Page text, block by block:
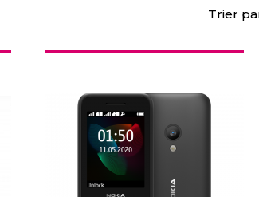
Trier